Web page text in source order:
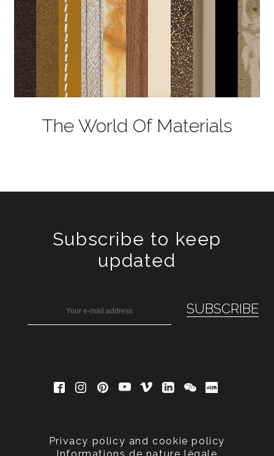
The World Of Materials
Subscribe to keep
updated
Privacy policy and cookie policy
Informations de nature lègale